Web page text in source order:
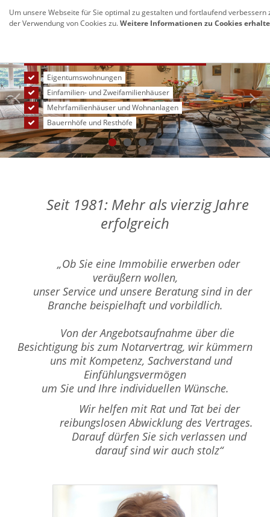
Wir vermitteln zum Kauf und zur Miete
Eigentumswohnungen
Einfamilien- und Zweifamilienhäuser
Mehrfamilienhäuser und Wohnanlagen
Bauernhöfe und Resthöfe
und Pachtverträge
Büro- und Verwaltungsgebäude
Lagerhallen und Produktionsstätten
Seit 1981: Mehr als vierzig Jahre
erfolgreich
„Ob Sie eine Immobilie erwerben oder
veräußern wollen,
unser Service und unsere Beratung sind in der
Branche beispielhaft und vorbildlich.
Von der Angebotsaufnahme über die
Besichtigung bis zum Notarvertrag, wir kümmern
uns mit Kompetenz, Sachverstand und
Einfühlungsvermögen
um Sie und Ihre individuellen Wünsche.
Wir helfen mit Rat und Tat bei der
reibungslosen Abwicklung des Vertrages.
Darauf dürfen Sie sich verlassen und
darauf sind wir auch stolz“
Um unsere Webseite für Sie optimal zu gestalten und fortlaufend
der Verwendung von Cookies zu.Weitere Informationen zu Cookies